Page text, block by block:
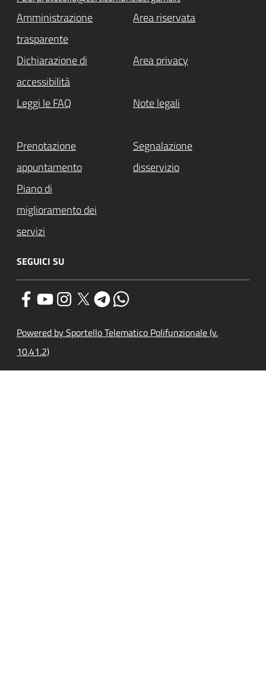
Amministrazione
trasparente
Area riservata
Dichiarazione di
accessibilità
Area privacy
Leggi le FAQ Note legali
Prenotazione
appuntamento
Segnalazione
disservizio
Piano di
miglioramento dei
servizi
SEGUICI SU
Powered by Sportello Telematico Polifunzionale (v.
10.41.2)